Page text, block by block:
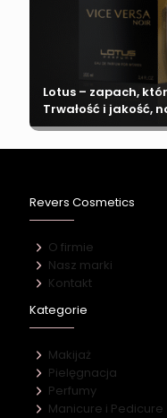
Lotus – zapach,
Trwałość i jakość,
Revers Cosmetics
O firmie
Nasz marki
Kontakt
Kategorie
Makijaż
Pielęgnacja
Perfumy
Manicure i Pedicure